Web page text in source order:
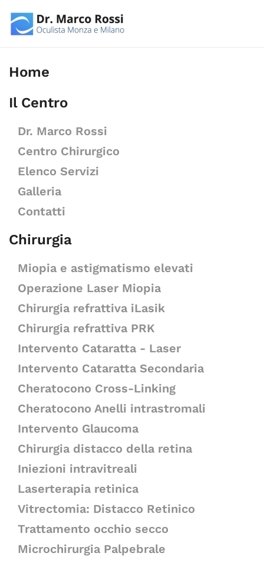
Skip to main content
Home
Il Centro
Dr. Marco Rossi
Centro Chirurgico
Elenco Servizi
Galleria
Contatti
Chirurgia
Miopia e astigmatismo elevati
Operazione Laser Miopia
Chirurgia refrattiva iLasik
Chirurgia refrattiva PRK
Intervento Cataratta - Laser
Intervento Cataratta Secondaria
Cheratocono Cross-Linking
Cheratocono Anelli intrastromali
Intervento Glaucoma
Chirurgia distacco della retina
Iniezioni intravitreali
Laserterapia retinica
Vitrectomia: Distacco Retinico
Trattamento occhio secco
Microchirurgia Palpebrale